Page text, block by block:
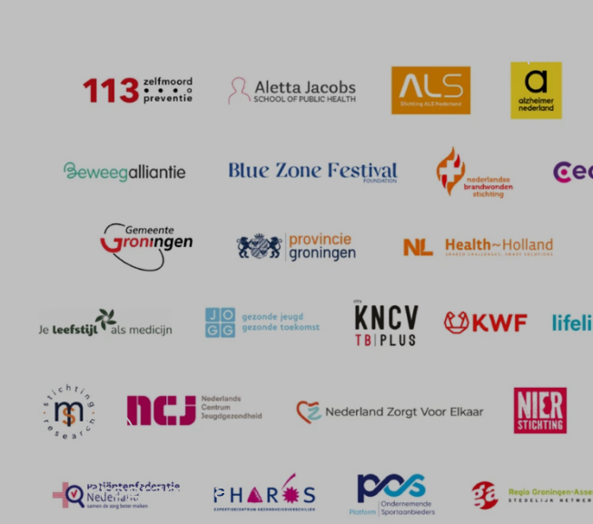
Participaties
Programma